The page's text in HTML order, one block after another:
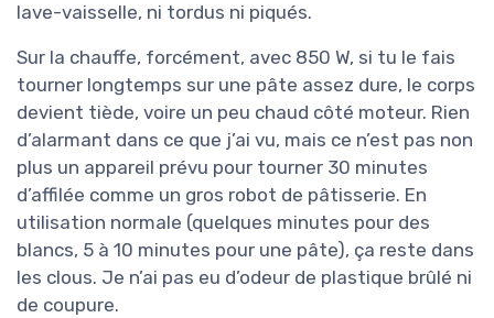
lave-vaisselle, ni tordus ni piqués.
Sur la chauffe, forcément, avec 850 W, si tu le fais
tourner longtemps sur une pâte assez dure, le corps
devient tiède, voire un peu chaud côté moteur. Rien
d’alarmant dans ce que j’ai vu, mais ce n’est pas non
plus un appareil prévu pour tourner 30 minutes
d’affilée comme un gros robot de pâtisserie. En
utilisation normale (quelques minutes pour des
blancs, 5 à 10 minutes pour une pâte), ça reste dans
les clous. Je n’ai pas eu d’odeur de plastique brûlé ni
de coupure.